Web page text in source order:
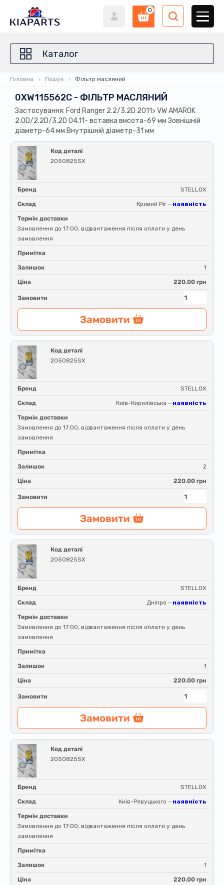
0
Каталог
Головна Пошук Фільтр масляний
0XW115562C - ФІЛЬТР МАСЛЯНИЙ
Застосування: Ford Ranger 2.2/3.2D 2011> VW AMAROK
2.0D/2.2D/3.2D 04.11- вставка висота-69 мм Зовнішній
діаметр-64 мм Внутрішній діаметр-31 мм
Код деталі
2050825SX
Бренд STELLOX
Склад Кривий Ріг - наявність
Термін доставки
Замовлення до 17:00, відвантаження після оплати у день
замовлення
Примітка
Залишок 1
Ціна 220.00 грн
Замовити
Замовити
Код деталі
2050825SX
Бренд STELLOX
Склад Київ-Кирилівська - наявність
Термін доставки
Замовлення до 17:00, відвантаження після оплати у день
замовлення
Примітка
Залишок 2
Ціна 220.00 грн
Замовити
Замовити
Код деталі
2050825SX
Бренд STELLOX
Склад Дніпро - наявність
Термін доставки
Замовлення до 17:00, відвантаження після оплати у день
замовлення
Примітка
Залишок 1
Ціна 220.00 грн
Замовити
Замовити
Код деталі
2050825SX
Бренд STELLOX
Склад Київ-Ревуцького - наявність
Термін доставки
Замовлення до 17:00, відвантаження після оплати у день
замовлення
Примітка
Залишок 1
Ціна 220.00 грн